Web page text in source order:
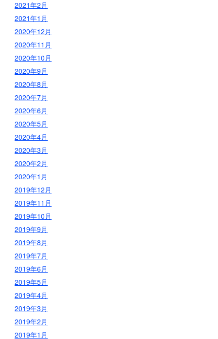
2021年2月
2021年1月
2020年12月
2020年11月
2020年10月
2020年9月
2020年8月
2020年7月
2020年6月
2020年5月
2020年4月
2020年3月
2020年2月
2020年1月
2019年12月
2019年11月
2019年10月
2019年9月
2019年8月
2019年7月
2019年6月
2019年5月
2019年4月
2019年3月
2019年2月
2019年1月